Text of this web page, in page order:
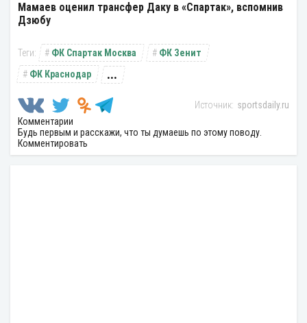
Мамаев оценил трансфер Даку в «Спартак», вспомнив
Дзюбу
ФК Спартак Москва
ФК Зенит
ФК Краснодар
...
sportsdaily.ru
Комментарии
Будь первым и расскажи, что ты думаешь по этому поводу.
Комментировать